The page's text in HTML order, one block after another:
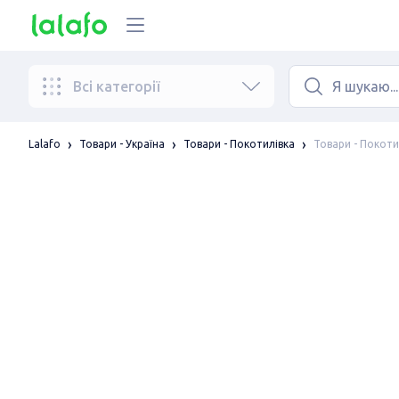
Всі категорії
Lalafo Товари - Україна Товари - Покотилівка Товари -